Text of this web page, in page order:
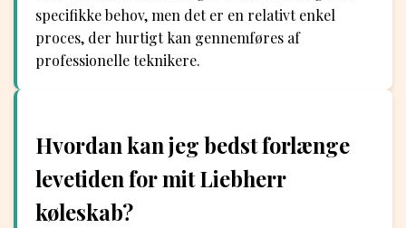
specifikke behov, men det er en relativt enkel
proces, der hurtigt kan gennemføres af
professionelle teknikere.
Hvordan kan jeg bedst forlænge
levetiden for mit Liebherr
køleskab?